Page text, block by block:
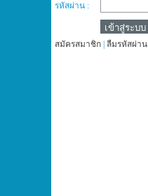
รหัสผ่าน :
สมัครสมาชิก ลืมรหัสผ่าน